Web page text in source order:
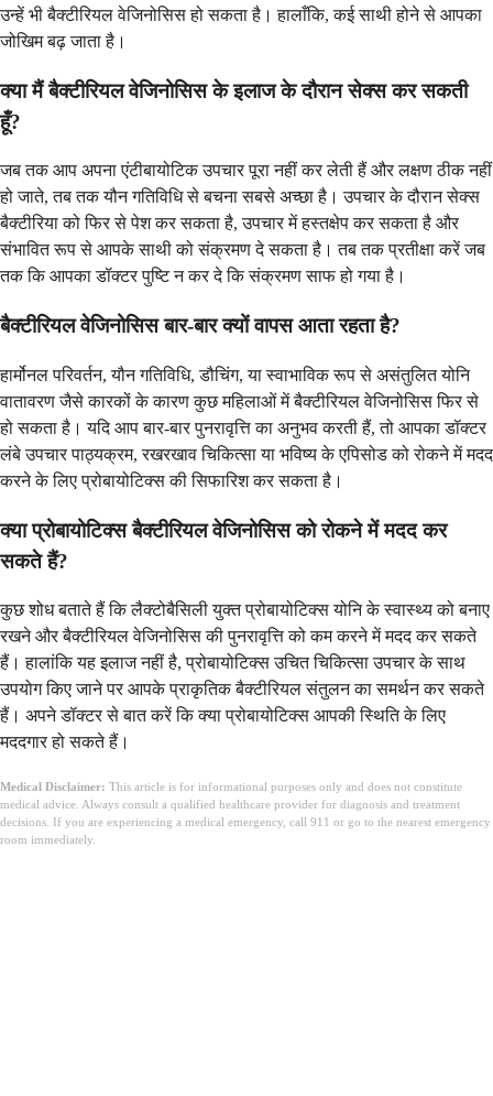
उन्हें भी बैक्टीरियल वेजिनोसिस हो सकता है। हालाँकि, कई साथी होने से आपका
जोखिम बढ़ जाता है।
क्या मैं बैक्टीरियल वेजिनोसिस के इलाज के दौरान सेक्स कर सकती
हूँ?
जब तक आप अपना एंटीबायोटिक उपचार पूरा नहीं कर लेती हैं और लक्षण ठीक नहीं
हो जाते, तब तक यौन गतिविधि से बचना सबसे अच्छा है। उपचार के दौरान सेक्स
बैक्टीरिया को फिर से पेश कर सकता है, उपचार में हस्तक्षेप कर सकता है और
संभावित रूप से आपके साथी को संक्रमण दे सकता है। तब तक प्रतीक्षा करें जब
तक कि आपका डॉक्टर पुष्टि न कर दे कि संक्रमण साफ हो गया है।
बैक्टीरियल वेजिनोसिस बार-बार क्यों वापस आता रहता है?
हार्मोनल परिवर्तन, यौन गतिविधि, डौचिंग, या स्वाभाविक रूप से असंतुलित योनि
वातावरण जैसे कारकों के कारण कुछ महिलाओं में बैक्टीरियल वेजिनोसिस फिर से
हो सकता है। यदि आप बार-बार पुनरावृत्ति का अनुभव करती हैं, तो आपका डॉक्टर
लंबे उपचार पाठ्यक्रम, रखरखाव चिकित्सा या भविष्य के एपिसोड को रोकने में मदद
करने के लिए प्रोबायोटिक्स की सिफारिश कर सकता है।
क्या प्रोबायोटिक्स बैक्टीरियल वेजिनोसिस को रोकने में मदद कर
सकते हैं?
कुछ शोध बताते हैं कि लैक्टोबैसिली युक्त प्रोबायोटिक्स योनि के स्वास्थ्य को बनाए
रखने और बैक्टीरियल वेजिनोसिस की पुनरावृत्ति को कम करने में मदद कर सकते
हैं। हालांकि यह इलाज नहीं है, प्रोबायोटिक्स उचित चिकित्सा उपचार के साथ
उपयोग किए जाने पर आपके प्राकृतिक बैक्टीरियल संतुलन का समर्थन कर सकते
हैं। अपने डॉक्टर से बात करें कि क्या प्रोबायोटिक्स आपकी स्थिति के लिए
मददगार हो सकते हैं।
Medical Disclaimer: This article is for informational purposes only and does not constitute
medical advice. Always consult a qualified healthcare provider for diagnosis and treatment
decisions. If you are experiencing a medical emergency, call 911 or go to the nearest emergency
room immediately.